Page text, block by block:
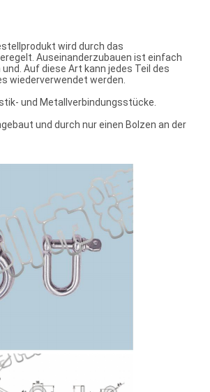
wird durch das
Auseinanderzubauen ist einfach
Auf diese Art kann jedes Teil des
wiederverwendet werden.
und Metallverbindungsstücke.
und durch nur einen Bolzen an der